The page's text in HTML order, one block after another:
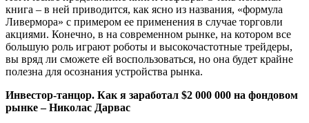
книга – в ней приводится, как ясно из названия, «формула
Ливермора» с примером ее применения в случае торговли
акциями. Конечно, в на современном рынке, на котором все
большую роль играют роботы и высокочастотные трейдеры,
вы вряд ли сможете ей воспользоваться, но она будет крайне
полезна для осознания устройства рынка.
Инвестор-танцор. Как я заработал $2 000 000 на фондовом
рынке – Николас Дарвас